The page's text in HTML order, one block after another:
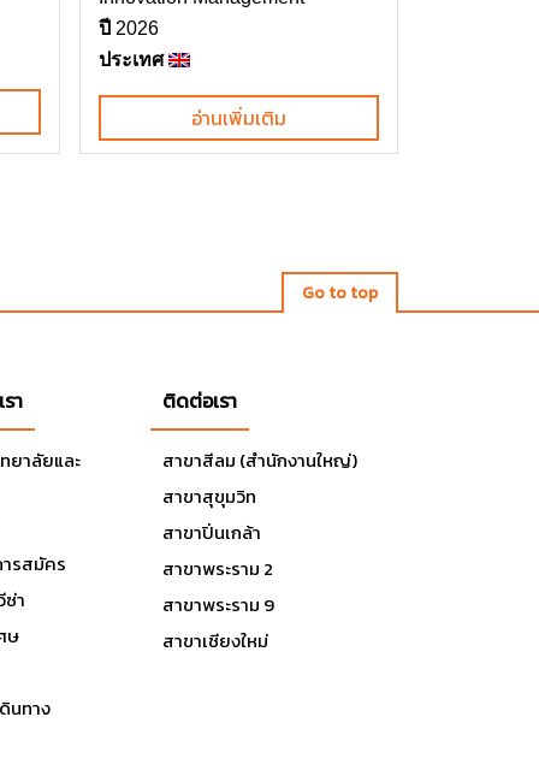
ปี 2026
ประเทศ
อ่านเพิ่มเติม
Go to top
า
ยาลัยและ
รสมัคร
ซ่า
ษ
นทาง
ติดต่อเรา
สาขาสีลม (สำนักงานใหญ่)
สาขาสุขุมวิท
สาขาปิ่นเกล้า
สาขาพระราม 2
สาขาพระราม 9
สาขาเชียงใหม่